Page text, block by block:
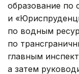
образование по
и
по водным
по
главным
а затем